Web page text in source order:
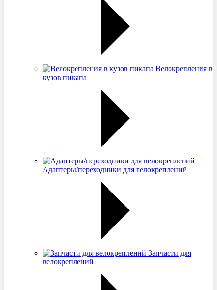
Велокрепления в
кузов пикапа
Адаптеры/переходники для велокреплений
Запчасти для
велокреплений